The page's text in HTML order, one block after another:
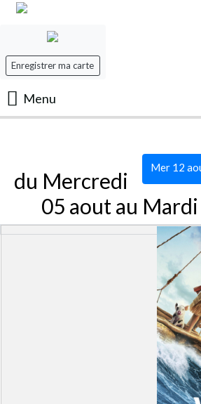
Enregistrer ma carte
Menu
Les Films
Les séances
du Mercredi
05 aout au